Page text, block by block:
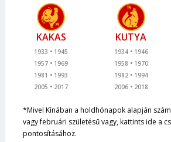
KAKAS
1933
1945
1957
1969
1981
1993
2005
2017
KUTYA
1934
1946
1958
1970
1982
1994
2006
2018
*Mivel Kínában a holdhónapok alapján
vagy februári születésű vagy, kattints ide a
pontosításához.